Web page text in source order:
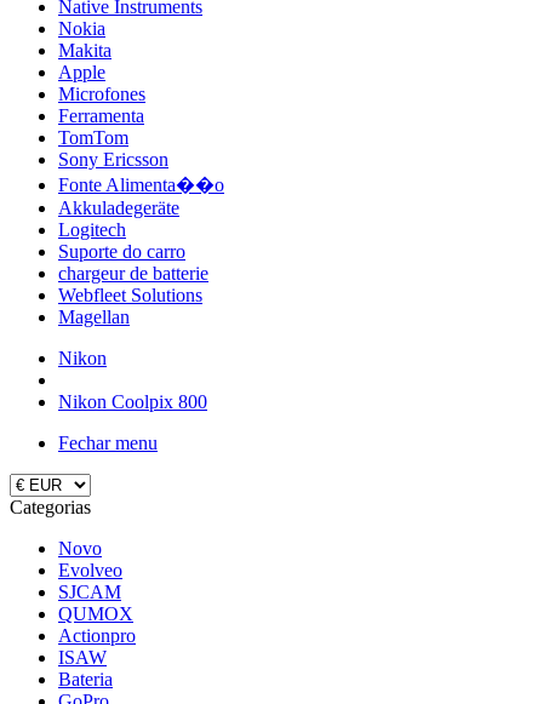
Native Instruments
Nokia
Makita
Apple
Microfones
Ferramenta
TomTom
Sony Ericsson
Fonte Alimenta��o
Akkuladegeräte
Logitech
Suporte do carro
chargeur de batterie
Webfleet Solutions
Magellan
Nikon
Nikon Coolpix 800
Fechar menu
Categorias
Novo
Evolveo
SJCAM
QUMOX
Actionpro
ISAW
Bateria